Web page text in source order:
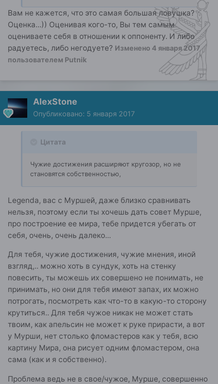
Вам не кажется, что это самая большая ловушка?
Оценка...)) Оценивая кого-то, Вы тем самым
оцениваете себя в отношении к оппоненту. И либо
радуетесь, либо негодуете? Изменено 4 января 2017
пользователем Putnik
AlexStone
Опубликовано: 5 января 2017
Цитата
Чужие достижения расширяют кругозор, но не
становятся собственностью,
Legenda, вас с Муршей, даже близко сравнивать
нельзя, поэтому если ты хочешь дать совет Мурше,
про построение ее мира, тебе придется убегать от
себя, очень, очень далеко...
Для тебя, чужие достижения, чужие мнения, иной
взгляд,.. можно хоть в сундук, хоть на стенку
повесить, ты можешь их совершено не понимать, не
принимать, но они для тебя имеют запах, их можно
потрогать, посмотреть как что-то в какую-то сторону
крутиться.. Для тебя чужое никак не может стать
твоим, как апельсин не может к руке прирасти, а вот
у Мурши, нет столько фломастеров как у тебя, всю
картину Мира, она рисует одним фломастером, она
сама (как и я собственно).
Проблема ведь не в свое/чужое, Мурше, совершенно